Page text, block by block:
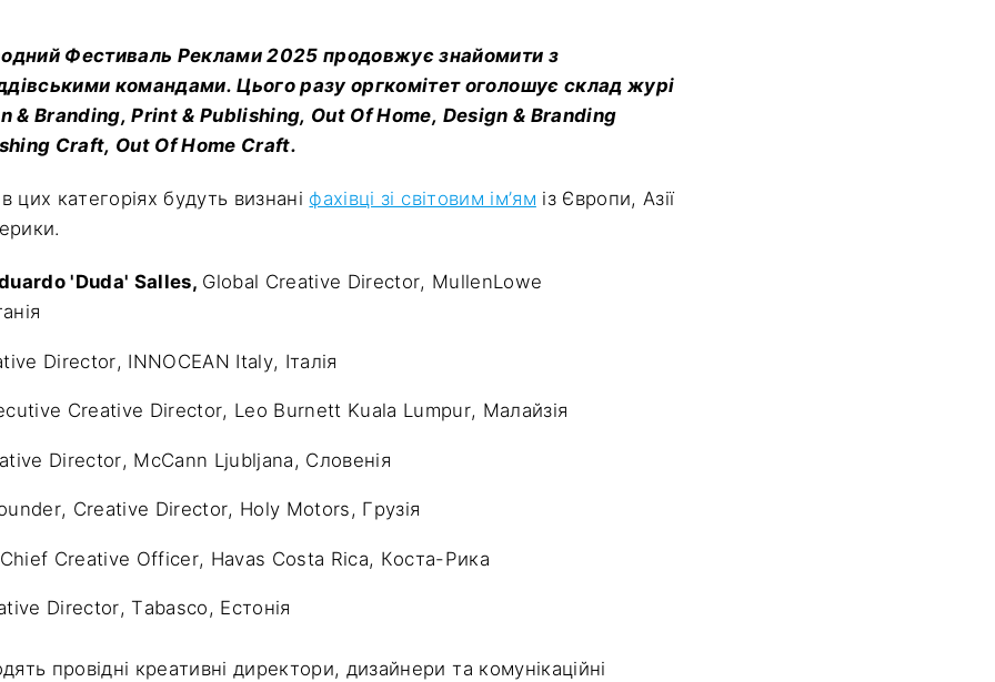
Фестиваль Реклами 2025 продовжує знайомити з
командами. Цього разу оргкомітет оголошує склад журі
& Branding, Print & Publishing, Out Of Home, Design & Branding
Craft, Out Of Home Craft.
цих категоріях будуть визнані фахівці зі світовим ім’ям із Європи, Азії
'Duda' Salles, Global Creative Director, MullenLowe
Director, INNOCEAN Italy, Італія
Creative Director, Leo Burnett Kuala Lumpur, Малайзія
Director, McCann Ljubljana, Словенія
Creative Director, Holy Motors, Грузія
Chief Creative Officer, Havas Costa Rica, Коста-Рика
Director, Tabasco, Естонія
провідні креативні директори, дизайнери та комунікаційні